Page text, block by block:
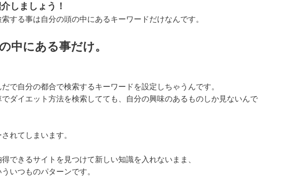
しましょう！
する事は自分の頭の中にあるキーワードだけなんです。
中にある事だけ。
で自分の都合で検索するキーワードを設定しちゃうんです。
ダイエット方法を検索してても、自分の興味のあるものしか見ないんで
れてしまいます。
できるサイトを見つけて新しい知識を入れないまま、
いつものパターンです。